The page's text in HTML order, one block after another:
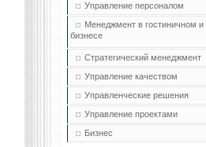
Управление персоналом
Менеджмент в гостиничном и
бизнесе
Стратегический менеджмент
Управление качеством
Управленческие решения
Управление проектами
Бизнес